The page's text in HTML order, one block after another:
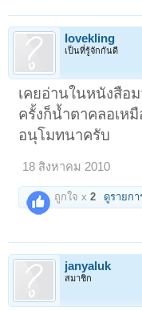
lovekling
เป็นที่รู้จักกันดี
เคยอ่านในหนังสือ
ครั้งก็น้ำตาคลอเห
อนุโมทนาครับ
18 สิงหาคม 2010
ถูกใจ x2 ดูรายกา
janyaluk
สมาชิก